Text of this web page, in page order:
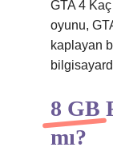
GTA 4
oyunu,
kaplayan
8 GB
mı?